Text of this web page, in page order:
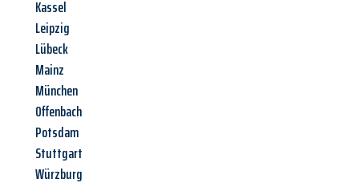
Kassel
Leipzig
Lübeck
Mainz
München
Offenbach
Potsdam
Stuttgart
Würzburg